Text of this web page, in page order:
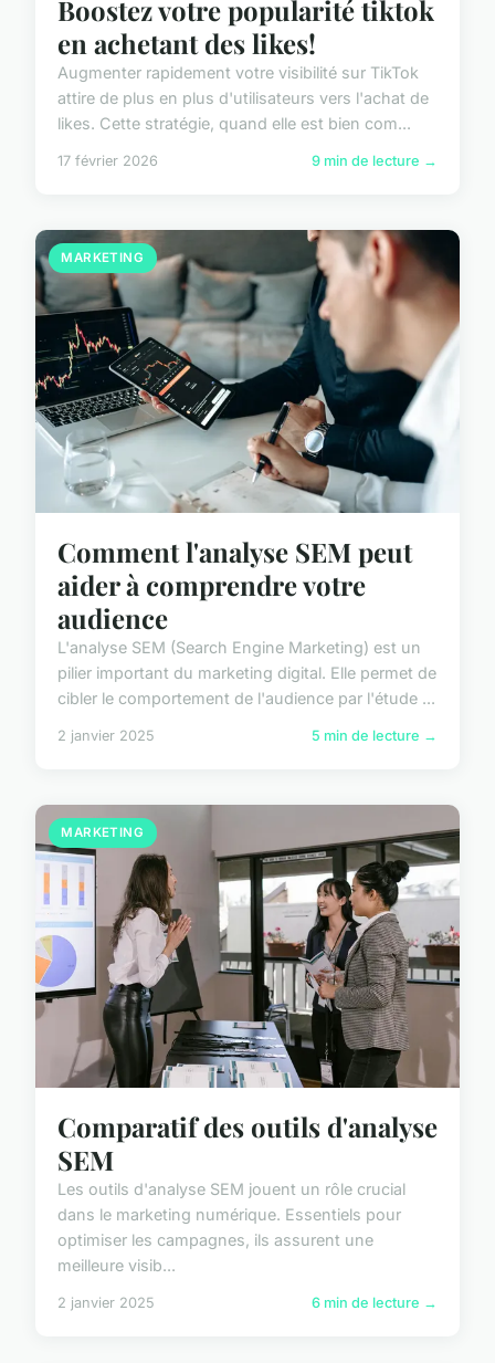
Boostez votre popularité tiktok
en achetant des likes!
Augmenter rapidement votre visibilité sur TikTok
attire de plus en plus d'utilisateurs vers l'achat de
likes. Cette stratégie, quand elle est bien com...
17 février 2026 9 min de lecture →
MARKETING
Comment l'analyse SEM peut
aider à comprendre votre
audience
L'analyse SEM (Search Engine Marketing) est un
pilier important du marketing digital. Elle permet de
cibler le comportement de l'audience par l'étude ...
2 janvier 2025 5 min de lecture →
MARKETING
Comparatif des outils d'analyse
SEM
Les outils d'analyse SEM jouent un rôle crucial
dans le marketing numérique. Essentiels pour
optimiser les campagnes, ils assurent une
meilleure visib...
2 janvier 2025 6 min de lecture →